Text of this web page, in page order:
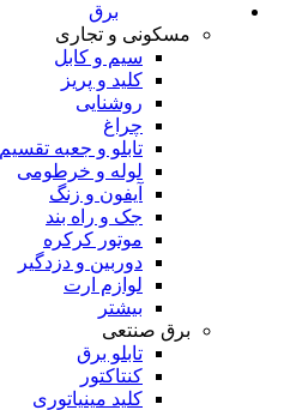
برق
مسکونی و تجاری
سیم و کابل
کلید و پریز
روشنایی
چراغ
تابلو و جعبه تقسیم
لوله و خرطومی
آیفون و زنگ
جک و راه بند
موتور کرکره
دوربین و دزدگیر
لوازم ارت
بیشتر
برق صنتعی
تابلو برق
کنتاکتور
کلید مینیاتوری